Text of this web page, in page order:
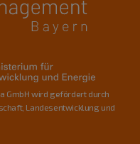
GmbH wird gefördert durch
Landesentwicklung und